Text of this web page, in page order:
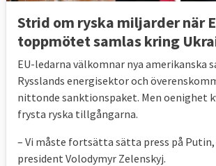
Strid om ryska miljarder när
toppmötet samlas kring
EU-ledarna välkomnar nya amerikanska
Rysslands energisektor och
nittonde sanktionspaket. Men oenighet
frysta ryska tillgångarna.
– Vi måste fortsätta sätta press på Putin,
president Volodymyr Zelenskyj.